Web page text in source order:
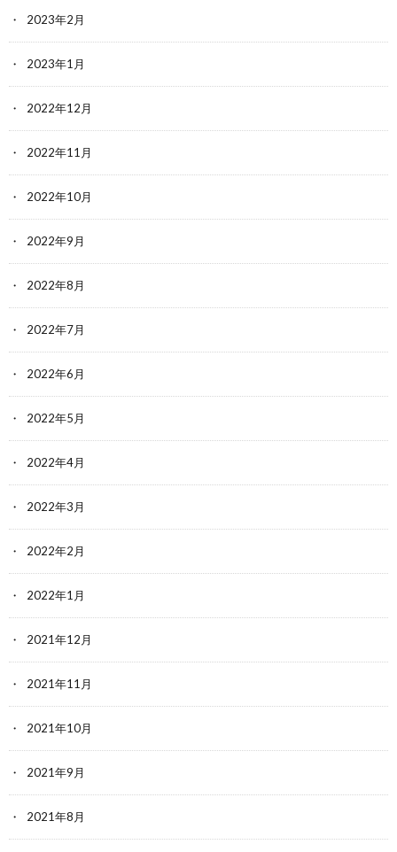
2023年2月
2023年1月
2022年12月
2022年11月
2022年10月
2022年9月
2022年8月
2022年7月
2022年6月
2022年5月
2022年4月
2022年3月
2022年2月
2022年1月
2021年12月
2021年11月
2021年10月
2021年9月
2021年8月